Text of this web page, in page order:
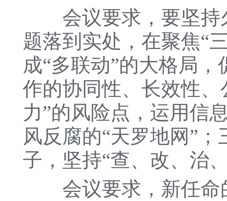
会议要求，要坚持
题落到实处，在聚焦“
成“多联动”的大格局
作的协同性、长效性、
力”的风险点，运用信
风反腐的“天罗地网”
子，坚持“查、改、治
会议要求，新任命